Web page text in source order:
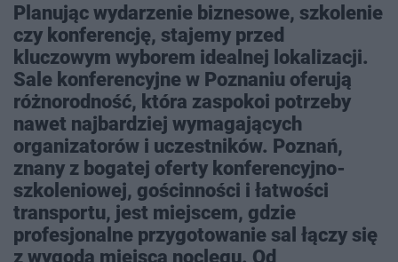
Planując wydarzenie biznesowe, szkolenie
czy konferencję, stajemy przed
kluczowym wyborem idealnej lokalizacji.
Sale konferencyjne w Poznaniu oferują
różnorodność, która zaspokoi potrzeby
nawet najbardziej wymagających
organizatorów i uczestników. Poznań,
znany z bogatej oferty konferencyjno-
szkoleniowej, gościnności i łatwości
transportu, jest miejscem, gdzie
profesjonalne przygotowanie sal łączy się
z wygodą miejsca noclegu. Od